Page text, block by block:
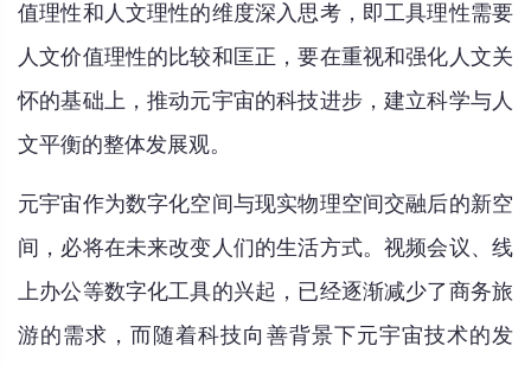
值理性和人文理性的维度深入思考，即工具理性需要
人文价值理性的比较和匡正，要在重视和强化人文关
怀的基础上，推动元宇宙的科技进步，建立科学与人
文平衡的整体发展观。
元宇宙作为数字化空间与现实物理空间交融后的新空
间，必将在未来改变人们的生活方式。视频会议、线
上办公等数字化工具的兴起，已经逐渐减少了商务旅
游的需求，而随着科技向善背景下元宇宙技术的发